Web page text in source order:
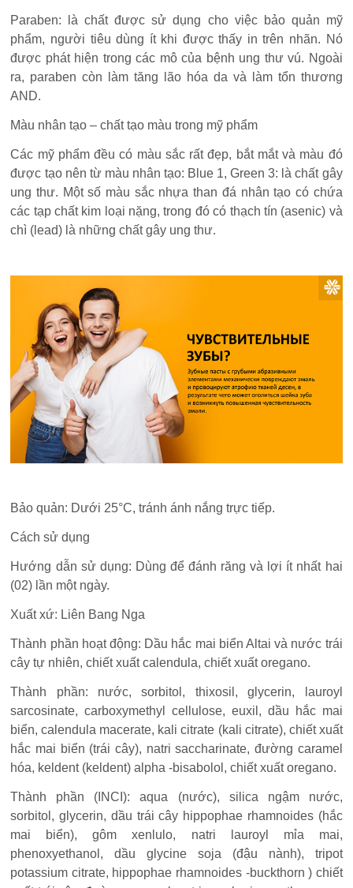
Paraben: là chất được sử dụng cho việc bảo quản mỹ
phẩm, người tiêu dùng ít khi được thấy in trên nhãn. Nó
được phát hiện trong các mô của bệnh ung thư vú. Ngoài
ra, paraben còn làm tăng lão hóa da và làm tổn thương
AND.
Màu nhân tạo – chất tạo màu trong mỹ phẩm
Các mỹ phẩm đều có màu sắc rất đẹp, bắt mắt và màu đó
được tạo nên từ màu nhân tạo: Blue 1, Green 3: là chất gây
ung thư. Một số màu sắc nhựa than đá nhân tạo có chứa
các tạp chất kim loại nặng, trong đó có thạch tín (asenic) và
chì (lead) là những chất gây ung thư.
Bảo quản: Dưới 25°C, tránh ánh nắng trực tiếp.
Cách sử dụng
Hướng dẫn sử dụng: Dùng để đánh răng và lợi ít nhất hai
(02) lần một ngày.
Xuất xứ: Liên Bang Nga
Thành phần hoạt động: Dầu hắc mai biển Altai và nước trái
cây tự nhiên, chiết xuất calendula, chiết xuất oregano.
Thành phần: nước, sorbitol, thixosil, glycerin, lauroyl
sarcosinate, carboxymethyl cellulose, euxil, dầu hắc mai
biển, calendula macerate, kali citrate (kali citrate), chiết xuất
hắc mai biển (trái cây), natri saccharinate, đường caramel
hóa, keldent (keldent) alpha -bisabolol, chiết xuất oregano.
Thành phần (INCI): aqua (nước), silica ngậm nước,
sorbitol, glycerin, dầu trái cây hippophae rhamnoides (hắc
mai biển), gôm xenlulo, natri lauroyl mỉa mai,
phenoxyethanol, dầu glycine soja (đậu nành), tripot
potassium citrate, hippophae rhamnoides -buckthorn ) chiết